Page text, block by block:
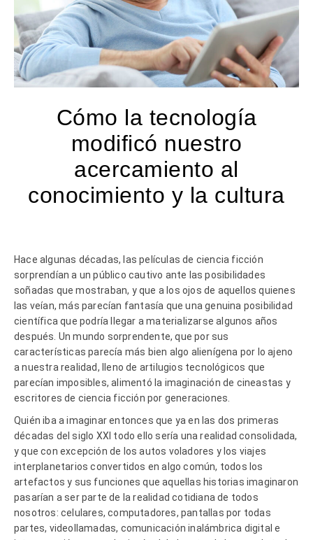
Cómo la tecnología
modificó nuestro
acercamiento al
conocimiento y la cultura
Hace algunas décadas, las películas de ciencia ficción
sorprendían a un público cautivo ante las posibilidades
soñadas que mostraban, y que a los ojos de aquellos quienes
las veían, más parecían fantasía que una genuina posibilidad
científica que podría llegar a materializarse algunos años
después. Un mundo sorprendente, que por sus
características parecía más bien algo alienígena por lo ajeno
a nuestra realidad, lleno de artilugios tecnológicos que
parecían imposibles, alimentó la imaginación de cineastas y
escritores de ciencia ficción por generaciones.
Quién iba a imaginar entonces que ya en las dos primeras
décadas del siglo XXI todo ello sería una realidad consolidada,
y que con excepción de los autos voladores y los viajes
interplanetarios convertidos en algo común, todos los
artefactos y sus funciones que aquellas historias imaginaron
pasarían a ser parte de la realidad cotidiana de todos
nosotros: celulares, computadores, pantallas por todas
partes, videollamadas, comunicación inalámbrica digital e